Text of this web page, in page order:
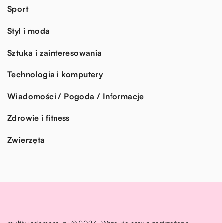
Sport
Styl i moda
Sztuka i zainteresowania
Technologia i komputery
Wiadomości / Pogoda / Informacje
Zdrowie i fitness
Zwierzęta